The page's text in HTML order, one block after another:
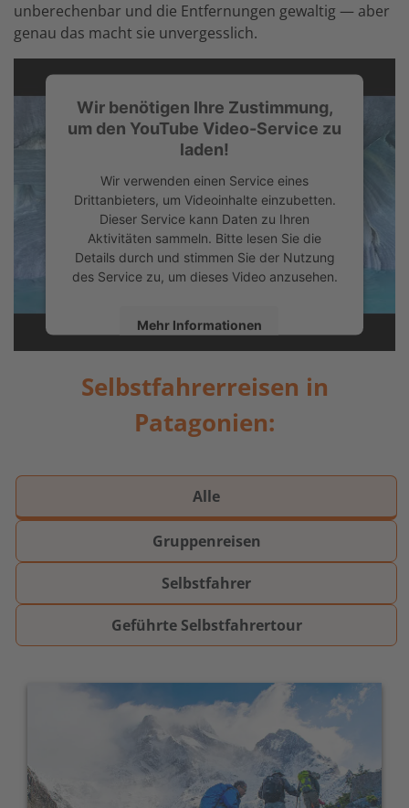
unberechenbar und die Entfernungen gewaltig — aber
genau das macht sie unvergesslich.
Wir benötigen Ihre Zustimmung,
um den YouTube Video-Service zu
laden!
Wir verwenden einen Service eines
Drittanbieters, um Videoinhalte einzubetten.
Dieser Service kann Daten zu Ihren
Aktivitäten sammeln. Bitte lesen Sie die
Details durch und stimmen Sie der Nutzung
des Service zu, um dieses Video anzusehen.
Mehr Informationen
Management Platform
&eRecht24
Selbstfahrerreisen in
Patagonien:
Alle
Gruppenreisen
Selbstfahrer
Geführte Selbstfahrertour